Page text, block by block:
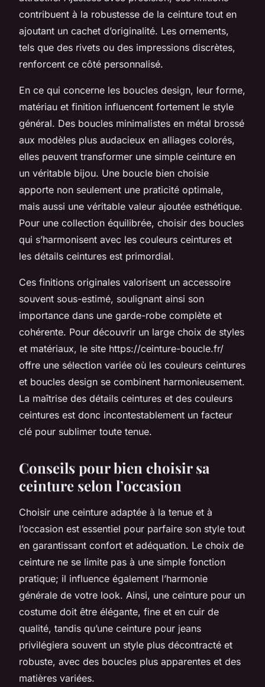
contribuent à la robustesse de la ceinture tout en
ajoutant un cachet d’originalité. Les ornements,
tels que des rivets ou des impressions discrètes,
renforcent ce côté personnalisé.
En ce qui concerne les boucles design, leur forme,
matériau et finition influencent fortement le style
général. Des boucles minimalistes en métal brossé
aux modèles plus audacieux en alliages colorés,
elles peuvent transformer une simple ceinture en
un véritable bijou. Une boucle bien choisie
apporte non seulement une praticité optimale,
mais aussi une véritable valeur ajoutée esthétique.
Pour une collection équilibrée, choisir des boucles
qui s’harmonisent avec les couleurs ceintures et
les détails ceintures est primordial.
Ces finitions originales valorisent un accessoire
souvent sous-estimé, soulignant ainsi son
importance dans une garde-robe complète et
cohérente. Pour découvrir un large choix de styles
et matériaux, le site https://ceinture-boucle.fr/
offre une sélection variée où les couleurs ceintures
et boucles design se combinent harmonieusement.
La maîtrise des détails ceintures et des couleurs
ceintures est donc incontestablement un facteur
clé pour sublimer toute tenue.
Conseils pour bien choisir sa
ceinture selon l’occasion
Choisir une ceinture adaptée à la tenue et à
l’occasion est essentiel pour parfaire son style tout
en garantissant confort et adéquation. Le choix de
ceinture ne se limite pas à une simple fonction
pratique; il influence également l’harmonie
générale de votre look. Ainsi, une ceinture pour un
costume doit être élégante, fine et en cuir de
qualité, tandis qu’une ceinture pour jeans
privilégiera souvent un style plus décontracté et
robuste, avec des boucles plus apparentes et des
matières variées.